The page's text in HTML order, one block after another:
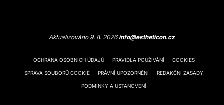
Aktualizováno 9. 8. 2026info@estheticon.cz
OCHRANA OSOBNÍCH ÚDAJŮ PRAVIDLA POUŽÍVÁNÍ COOKIES
SPRÁVA SOUBORŮ COOKIE PRÁVNÍ UPOZORNĚNÍ REDAKČNÍ ZÁSADY
PODMÍNKY A USTANOVENÍ